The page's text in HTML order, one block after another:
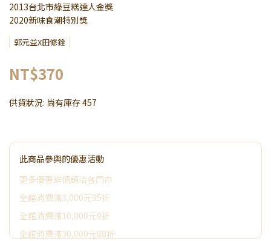
2013台北市綠豆糕達人金獎
2020新味食潮特別獎
郭元益X田修銓
NT$370
供貨狀況: 尚有庫存 457
此商品參與的優惠活動
更多優惠詳情請洽各門市
全館消費滿3,000元95折
全館消費滿10,000元9折
全館消費滿30,000元88折